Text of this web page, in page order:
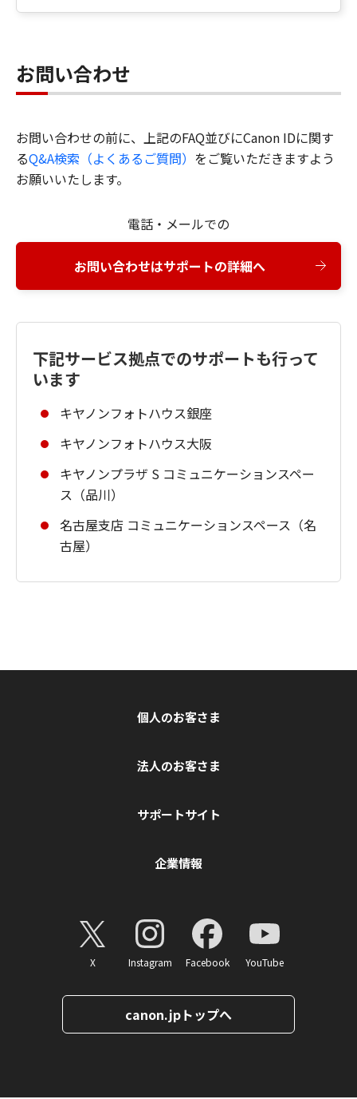
お問い合わせ
お問い合わせの前に、上記のFAQ並びにCanon IDに関す
るQ&A検索（よくあるご質問） をご覧いただきますよう
お願いいたします。
電話・メールでの
お問い合わせはサポートの詳細へ
下記サービス拠点でのサポートも行って
います
キヤノンフォトハウス銀座
キヤノンフォトハウス大阪
キヤノンプラザ S コミュニケーションスペー
ス（品川）
名古屋支店 コミュニケーションスペース（名
古屋）
個人のお客さま
法人のお客さま
サポートサイト
企業情報
X Instagram Facebook YouTube
canon.jpトップへ